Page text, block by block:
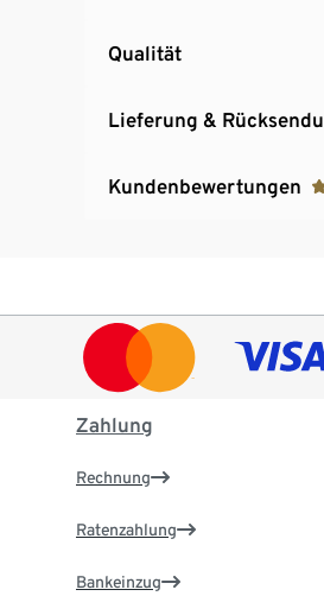
Qualität
Lieferung &
Kundenbewertungen
Zahlung
Rechnung
Ratenzahlung
Bankeinzug